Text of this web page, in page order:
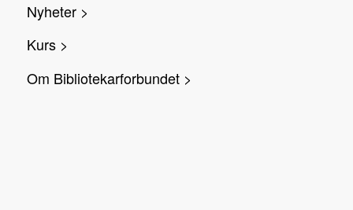
Nyheter >
Kurs >
Om Bibliotekarforbundet >